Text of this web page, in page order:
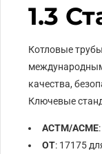
1.3
Котловые
качества,
Ключевые
АСТМ/АСМЕ
ОТ: 17175